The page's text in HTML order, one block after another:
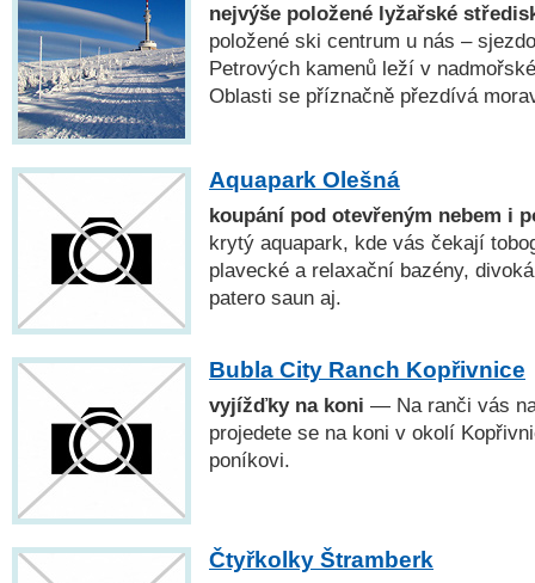
nejvýše položené lyžařské
položené ski centrum u nás –
Petrových kamenů leží v
Oblasti se příznačně přezdívá
Aquapark Olešná
koupání pod otevřeným nebem i
krytý aquapark, kde vás čekají
plavecké a relaxační bazény,
patero saun aj.
Bubla City Ranch Kopřivnice
vyjížďky na koni — Na ranči vás
projedete se na koni v okolí
poníkovi.
Čtyřkolky Štramberk